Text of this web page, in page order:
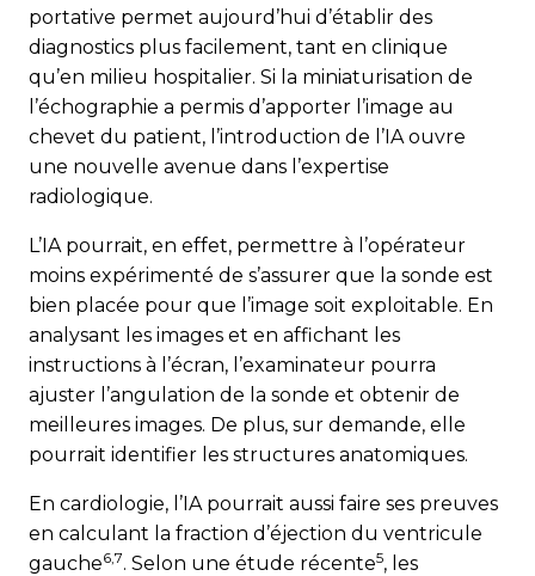
portative permet aujourd’hui d’établir des
diagnostics plus facilement, tant en clinique
qu’en milieu hospitalier. Si la miniaturisation de
l’échographie a permis d’apporter l’image au
chevet du patient, l’introduction de l’IA ouvre
une nouvelle avenue dans l’expertise
radiologique.
L’IA pourrait, en effet, permettre à l’opérateur
moins expéri­menté de s’assurer que la sonde est
bien placée pour que l’image soit exploitable. En
analysant les images et en affichant les
instructions à l’écran, l’examinateur pourra
ajuster l’angulation de la sonde et obtenir de
meilleures images. De plus, sur demande, elle
pourrait identifier les structures anatomiques.
En cardiologie, l’IA pourrait aussi faire ses preuves
en cal­culant la fraction d’éjection du ventricule
gauche6,7. Selon une étude récente5, les